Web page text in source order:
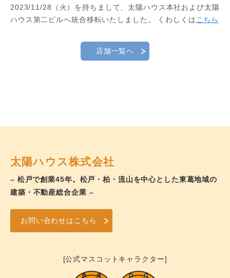
2023/11/28（火）を持ちまして、太陽ハウス本社および太陽
ハウス第二ビルへ統合移転いたしました。 くわしくは こちら
店舗一覧へ
太陽ハウス株式会社
– 松戸で創業45年。松戸・柏・流山を中心とした東葛地域の
建築・不動産総合企業 –
お問い合わせはこちら
[公式マスコットキャラクター]